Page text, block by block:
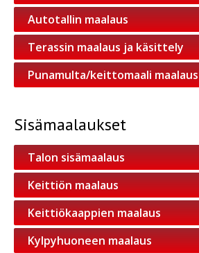
Autotallin maalaus
Terassin maalaus ja käsittely
Punamulta/keittomaali maalaus
Sisämaalaukset
Talon sisämaalaus
Keittiön maalaus
Keittiökaappien maalaus
Kylpyhuoneen maalaus